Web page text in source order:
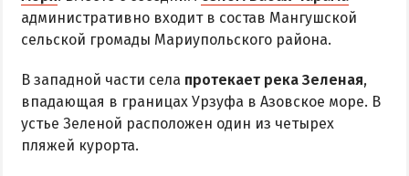
ДОСТОПРИМЕЧАТЕЛЬНОСТИ
Природный парк Меотида
ПРОЕЗД
административно входит в состав Мангушской
сельской громады Мариупольского района.
В западной части села протекает река Зеленая,
впадающая в границах Урзуфа в Азовское море. В
устье Зеленой расположен один из четырех
пляжей курорта.